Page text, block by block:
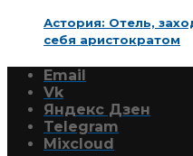
Астория: Отель,
себя аристократом
Email
Vk
Яндекс Дзен
Telegram
Mixcloud